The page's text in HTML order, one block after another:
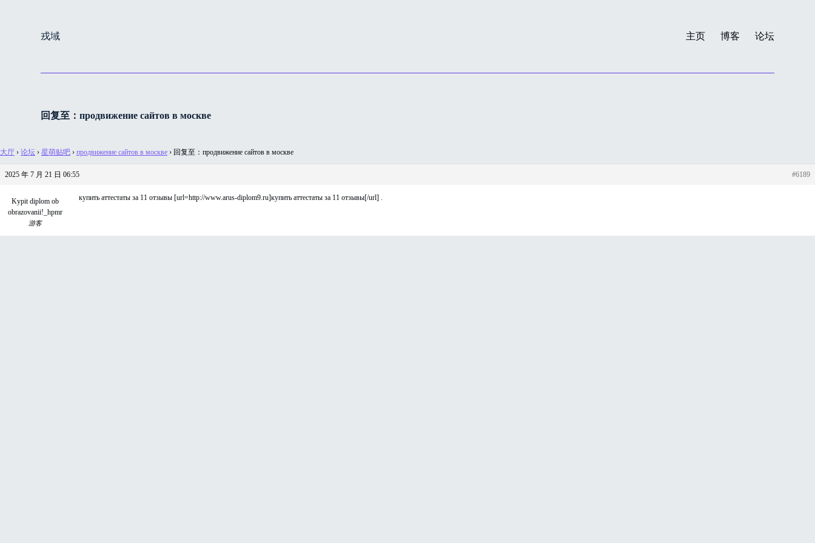
戎域 主页 博客 论坛
回复至：продвижение сайтов в москве
大厅 › 论坛 › 星萌贴吧 › продвижение сайтов в москве › 回复至：продвижение сайтов в москве
2025 年 7 月 21 日 06:55 #6189
Kypit diplom ob
obrazovanii!_hpmr
游客
купить аттестаты за 11 отзывы [url=http://www.arus-diplom9.ru]купить аттестаты за 11 отзывы[/url] .